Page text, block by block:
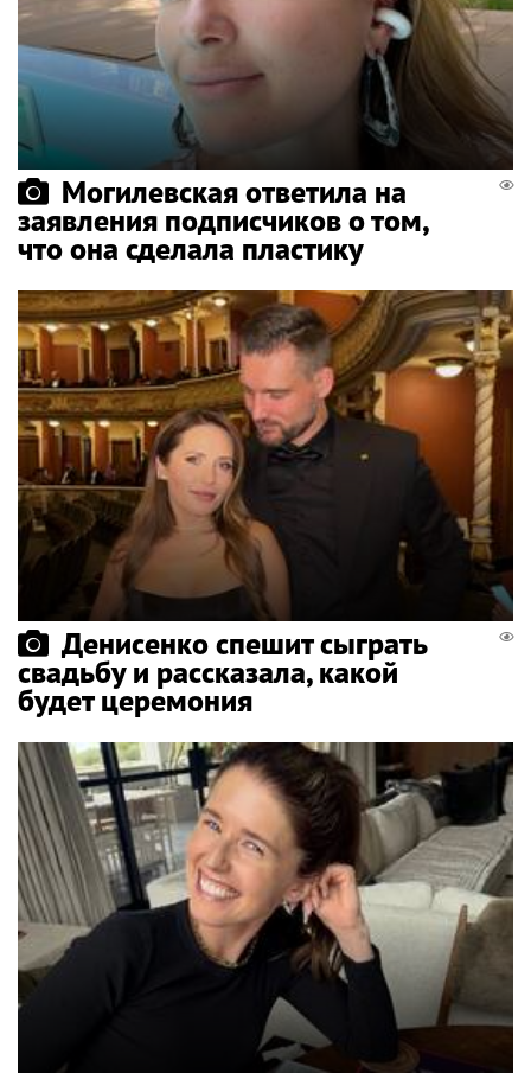
Могилевская ответила на
заявления подписчиков о том,
что она сделала пластику
Денисенко спешит сыграть
свадьбу и рассказала, какой
будет церемония